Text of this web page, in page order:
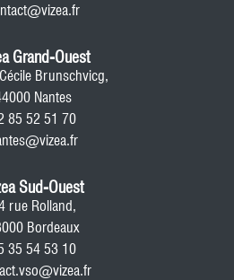
Grand-Ouest
Brunschvicg,
Nantes
85 52 51 70
Sud-Ouest
rue Rolland,
Bordeaux
35 54 53 10